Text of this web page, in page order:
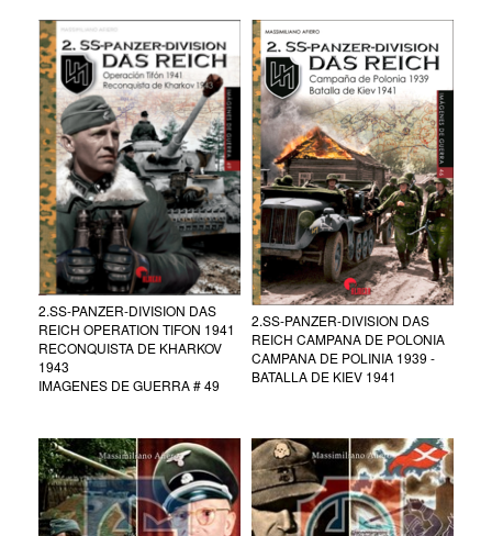
2.SS-PANZER-DIVISION DAS
REICH OPERATION TIFON 1941
RECONQUISTA DE KHARKOV
1943
IMAGENES DE GUERRA # 49
2.SS-PANZER-DIVISION DAS
REICH CAMPANA DE POLONIA
CAMPANA DE POLINIA 1939 -
BATALLA DE KIEV 1941